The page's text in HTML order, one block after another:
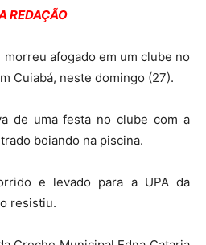
REDAÇÃO
afogado em um clube no
Cuiabá, neste domingo (27).
de uma festa no clube com a
boiando na piscina.
e levado para a UPA da
resistiu.